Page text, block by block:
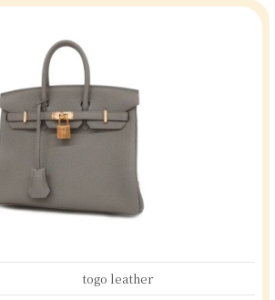
togo leather